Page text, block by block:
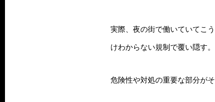
実際、夜の街で働いていてこ
けわからない規制で覆い隠す。
危険性や対処の重要な部分が